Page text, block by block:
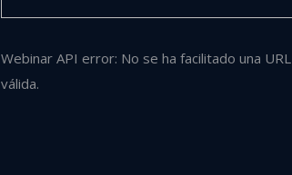
Webinar API error: No se ha facilitado una URL
válida.